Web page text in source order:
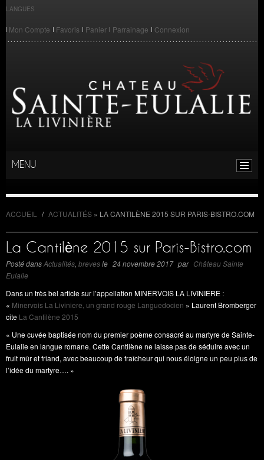
LANGUES
Mon Compte Favoris Panier Parrainage Connexion
MENU
ACCUEIL / ACTUALITÉS » LA CANTILÈNE 2015 SUR PARIS-BISTRO.COM
La Cantilène 2015 sur Paris-Bistro.com
Posté dansActualités, brevesle 24 novembre 2017 par Château Sainte
Eulalie
Dans un très bel article sur l’appellation MINERVOIS LA LIVINIERE :
« Minervois La Liviniere, un grand rouge Languedocien » Laurent Bromberger
cite La Cantilène 2015
« Une cuvée baptisée nom du premier poème consacré au martyre de Sainte-
Eulalie en langue romane. Cette Cantilène ne laisse pas de séduire avec un
fruit mûr et friand, avec beaucoup de fraîcheur qui nous éloigne un peu plus de
l’idée du martyre…. »